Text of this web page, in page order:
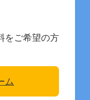
をご希望の方
ム